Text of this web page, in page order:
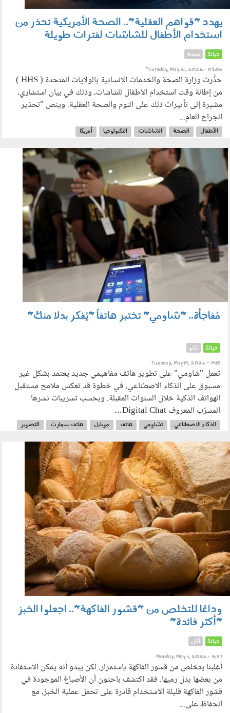
يهدد "قواهم العقلية".. الصحة الأمريكية تحذر من
استخدام الأطفال للشاشات لفترات طويلة
حياتك صحة
Thursday, May 21, 2026 - 08:06
حذَّرت وزارة الصحة والخدمات الإنسانية بالولايات المتحدة ( HHS )
من إطالة وقت استخدام الأطفال للشاشات، وذلك في بيان استشاري،
مشيرة إلى تأثيرات ذلك على النوم والصحة العقلية. وينص "تحذير
الجراح العام...
الأطفال الصحة الشاشات التكنولوجيا أمريكا
190503.jpg
مُفاجأة.. "شاومي" تختبر هاتفاً "يُفكر بدلا منك"
حياتك تكنو
Tuesday, May 19, 2026 - 19:15
تعمل "شاومي" على تطوير هاتف مفاهيمي جديد يعتمد بشكل غير
مسبوق على الذكاء الاصطناعي، في خطوة قد تعكس ملامح مستقبل
الهواتف الذكية خلال السنوات المقبلة. وبحسب تسريبات نشرها
المسرّب المعروف Digital Chat...
الذكاء الاصطناعي تشاومي هاتف موبايل هاتف سمارت التصوير
040504.jpg
وداعًا للتخلص من "قشور الفاكهة".. اجعلوا الخبز
"أكثر فائدة"
حياتك أكل
Monday, May 4, 2026 - 14:57
أغلبنا يتخلص من قشور الفاكهة باستمرار. لكن يبدو أنه يمكن الاستفادة
من بعضها بدل رميها. فقد اكتشف باحثون أن الأصباغ الموجودة في
قشور الفاكهة قليلة الاستخدام قادرة على تحمل عملية الخبز، مع
الحفاظ على...